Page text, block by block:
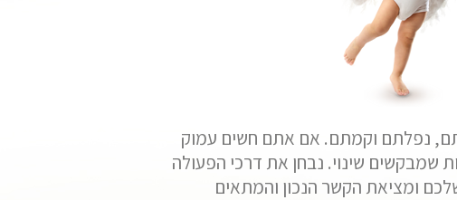
נפלתם וקמתם. אם אתם חשים עמוק
שמבקשים שינוי. נבחן את דרכי הפעולה
ומציאת הקשר הנכון והמתאים